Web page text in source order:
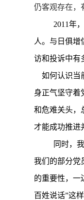
仍客观存在，
2011年，
人。与日俱增
访和投诉中有
如何认识当
身正气坚守着
和危难关头，
才能成功推进
同时，
我们的部分党
的重要性，一
百姓说话”这